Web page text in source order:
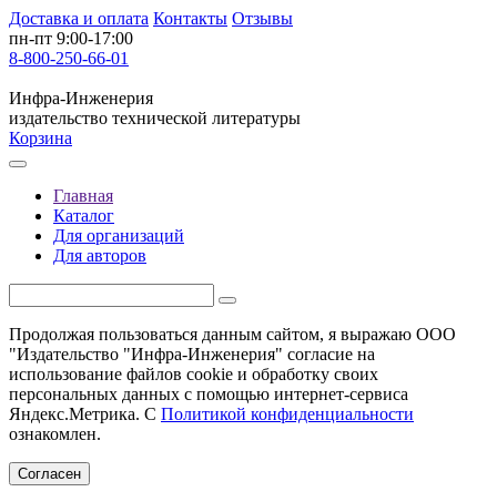
Доставка и оплата Контакты Отзывы
пн-пт 9:00-17:00
8-800-250-66-01
Инфра-Инженерия
издательство технической литературы
Корзина
Главная
Каталог
Для организаций
Для авторов
Продолжая пользоваться данным сайтом, я выражаю ООО
"Издательство "Инфра-Инженерия" согласие на
использование файлов cookie и обработку своих
персональных данных с помощью интернет-сервиса
Яндекс.Метрика. С Политикой конфиденциальности
ознакомлен.
Согласен